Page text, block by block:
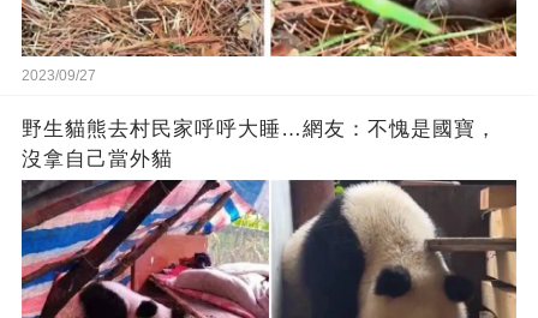
2023/09/27
野生貓熊去村民家呼呼大睡…網友：不愧是國寶，
沒拿自己當外貓